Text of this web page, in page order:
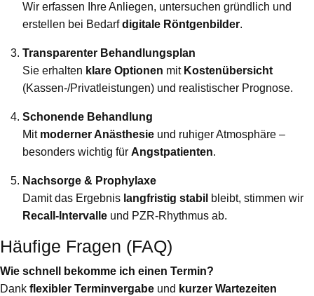
Wir erfassen Ihre Anliegen, untersuchen gründlich und
erstellen bei Bedarfdigitale Röntgenbilder.
Transparenter Behandlungsplan
Sie erhalten klare Optionen mit Kostenübersicht
(Kassen-/Privatleistungen) und realistischer Prognose.
Schonende Behandlung
Mit moderner Anästhesie und ruhiger Atmosphäre –
besonders wichtig für Angstpatienten.
Nachsorge & Prophylaxe
Damit das Ergebnis langfristig stabil bleibt, stimmen wir
Recall-Intervalle und PZR-Rhythmus ab.
Häufige Fragen (FAQ)
Wie schnell bekomme ich einen Termin?
Dank flexibler Terminvergabe und kurzer Wartezeiten